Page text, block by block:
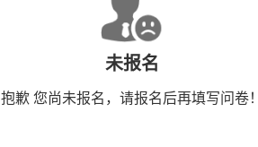
未报名
抱歉 您尚未报名，请报名后再填写问卷！